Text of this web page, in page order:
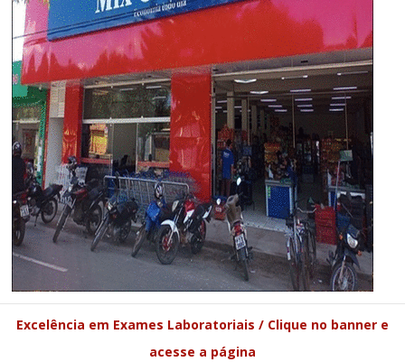
Excelência em Exames Laboratoriais / Clique no banner e
acesse a página